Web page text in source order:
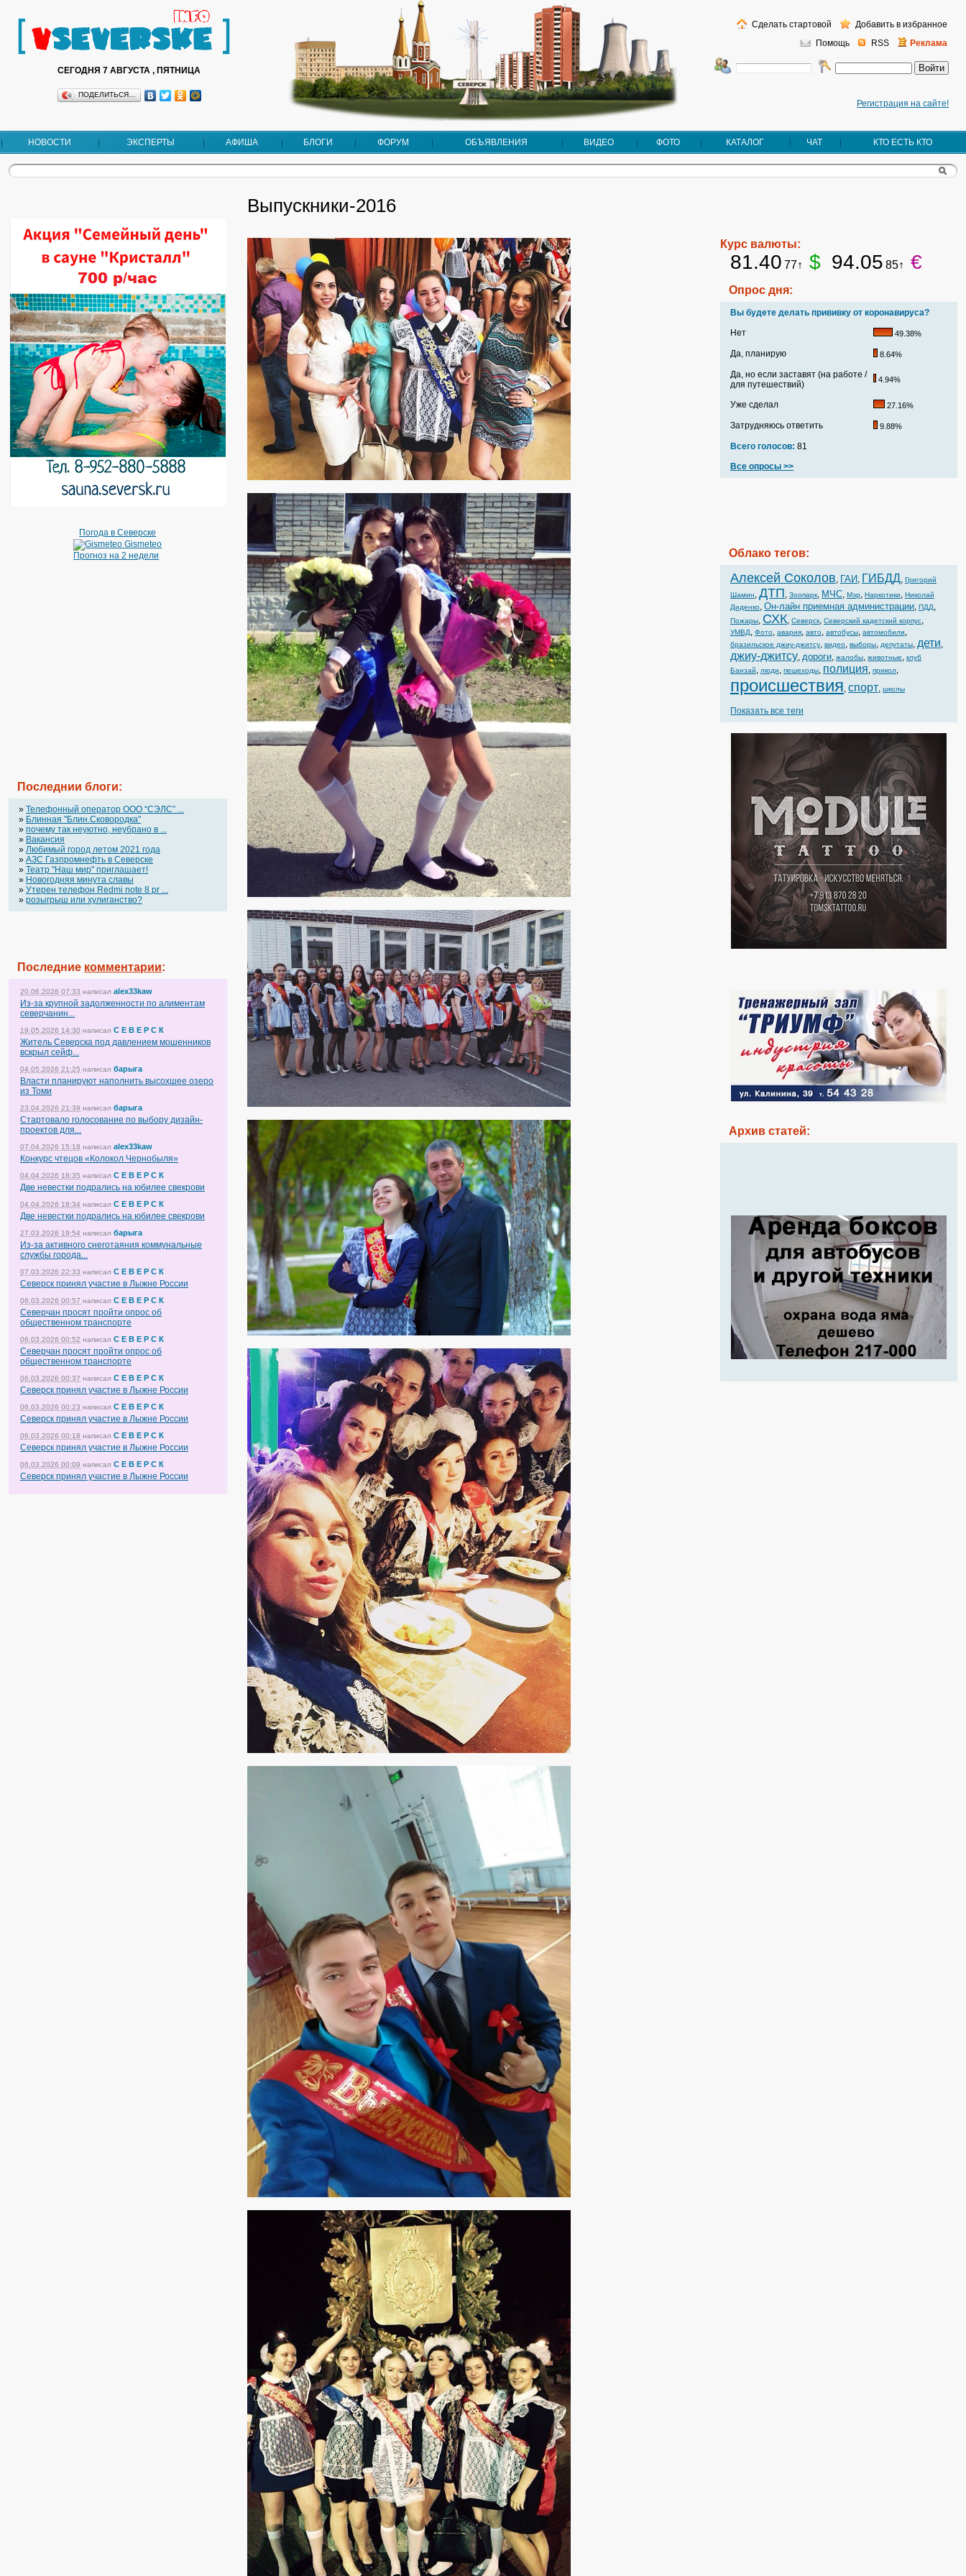
СЕГОДНЯ 7 АВГУСТА , ПЯТНИЦА
ПОДЕЛИТЬСЯ…
Регистрация на сайте!
Помощь RSS Реклама
Сделать стартовой Добавить в избранное
НОВОСТИ ЭКСПЕРТЫ АФИША БЛОГИ ФОРУМ ОБЪЯВЛЕНИЯ ВИДЕО ФОТО КАТАЛОГ ЧАТ КТО ЕСТЬ КТО
Погода в Северске
Gismeteo
Прогноз на 2 недели
Последнии блоги:
» Телефонный оператор OOO “СЭЛС” ...
» Блинная "Блин.Сковородка"
» почему так неуютно, неубрано в ...
» Вакансия
» Любимый город летом 2021 года
» АЗС Газпромнефть в Северске
» Театр "Наш мир" приглашает!
» Новогодняя минута славы
» Утерен телефон Redmi note 8 pr ...
» розыгрыш или хулиганство?
Последние комментарии:
20.06.2026 07:33 написал alex33kaw
Из-за крупной задолженности по алиментам
северчанин...
19.05.2026 14:30 написал С Е В Е Р С К
Житель Северска под давлением мошенников
вскрыл сейф...
04.05.2026 21:25 написал барыга
Власти планируют наполнить высохшее озеро
из Томи
23.04.2026 21:39 написал барыга
Стартовало голосование по выбору дизайн-
проектов для...
07.04.2026 15:18 написал alex33kaw
Конкурс чтецов «Колокол Чернобыля»
04.04.2026 18:35 написал С Е В Е Р С К
Две невестки подрались на юбилее свекрови
04.04.2026 18:34 написал С Е В Е Р С К
Две невестки подрались на юбилее свекрови
27.03.2026 19:54 написал барыга
Из-за активного снеготаяния коммунальные
службы города...
07.03.2026 22:33 написал С Е В Е Р С К
Северск принял участие в Лыжне России
06.03.2026 00:57 написал С Е В Е Р С К
Северчан просят пройти опрос об
общественном транспорте
06.03.2026 00:52 написал С Е В Е Р С К
Северчан просят пройти опрос об
общественном транспорте
06.03.2026 00:37 написал С Е В Е Р С К
Северск принял участие в Лыжне России
06.03.2026 00:23 написал С Е В Е Р С К
Северск принял участие в Лыжне России
06.03.2026 00:18 написал С Е В Е Р С К
Северск принял участие в Лыжне России
06.03.2026 00:09 написал С Е В Е Р С К
Северск принял участие в Лыжне России
Выпускники-2016
Курс валюты:
81.40 77↑ $ 94.05 85↑ €
Опрос дня:
Вы будете делать прививку от коронавируса?
Нет
49.38%
Да, планирую 8.64%
Да, но если заставят (на работе /
для путешествий)
4.94%
Уже сделал 27.16%
Затрудняюсь ответить 9.88%
Всего голосов: 81
Все опросы >>
Облако тегов:
Алексей Соколов, ГАИ, ГИБДД, Григорий
Шамин, ДТП, Зоопарк, МЧС, Мэр, Наркотики, Николай
Диденко, Он-лайн приемная администрации, ПДД,
Пожары, СХК, Северск, Северский кадетский корпус,
УМВД, Фото, авария, авто, автобусы, автомобили,
бразильское джиу-джитсу, видео, выборы, депутаты, дети,
джиу-джитсу, дороги, жалобы, животные, клуб
Банзай, люди, пешеходы, полиция, прикол,
происшествия, спорт, школы
Показать все теги
Архив статей: